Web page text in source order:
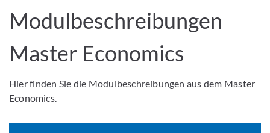
Modulbeschreibungen
Master Economics
Hier finden Sie die Modulbeschreibungen aus dem Master
Economics.